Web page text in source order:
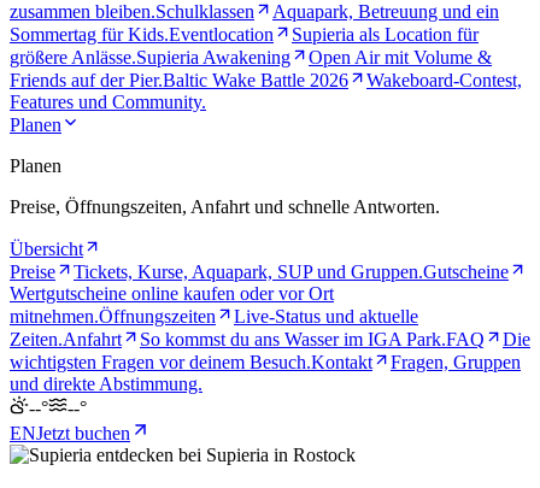
zusammen bleiben.Schulklassen
Aquapark, Betreuung und ein
Sommertag für Kids.Eventlocation
Supieria als Location für
größere Anlässe.Supieria Awakening
Open Air mit Volume &
Friends auf der Pier.Baltic Wake Battle 2026
Wakeboard-Contest,
Features und Community.
Planen
Planen
Preise, Öffnungszeiten, Anfahrt und schnelle Antworten.
Übersicht
Preise
Tickets, Kurse, Aquapark, SUP und Gruppen.Gutscheine
Wertgutscheine online kaufen oder vor Ort
mitnehmen.Öffnungszeiten
Live-Status und aktuelle
Zeiten.Anfahrt So kommst du ans Wasser im IGA Park.FAQ
Die
wichtigsten Fragen vor deinem Besuch.Kontakt
Fragen, Gruppen
und direkte Abstimmung.
--°
--°
ENJetzt buchen